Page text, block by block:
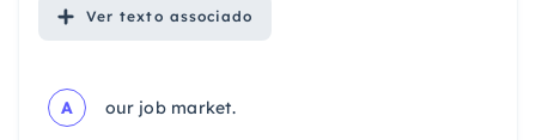
Ver texto associado
A our job market.